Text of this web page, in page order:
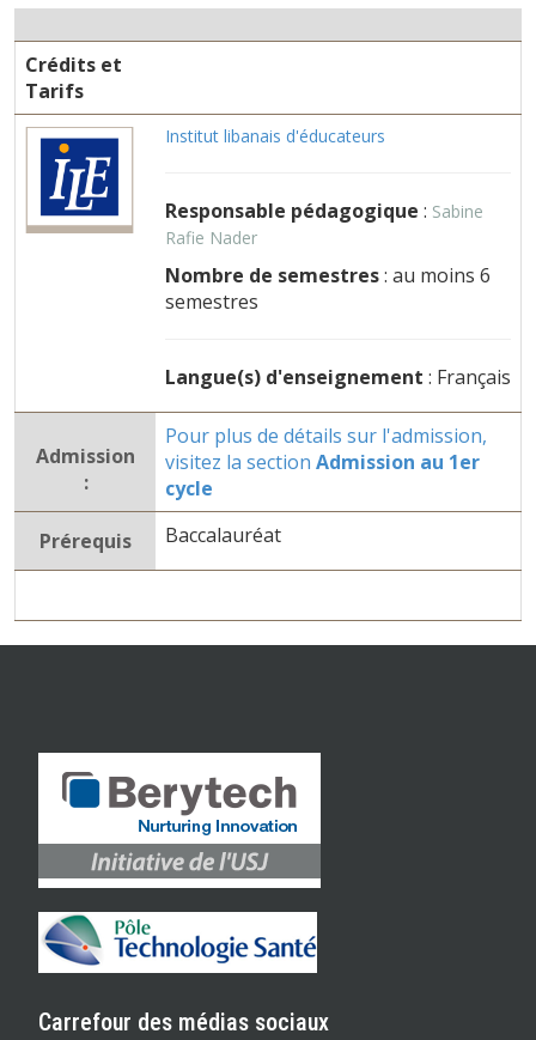
Crédits et
Tarifs
Institut libanais d'éducateurs
Responsable pédagogique : Sabine
Rafie Nader
Nombre de semestres: au moins 6
semestres
Langue(s) d'enseignement : Français
Admission
:
Pour plus de détails sur l'admission,
visitez la section Admission au 1er
cycle
Prérequis
Baccalauréat
Carrefour des médias sociaux